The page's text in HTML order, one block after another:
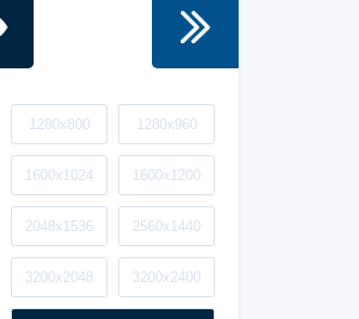
1280x800 1280x960
1600x1024 1600x1200
2048x1536 2560x1440
3200x2048 3200x2400